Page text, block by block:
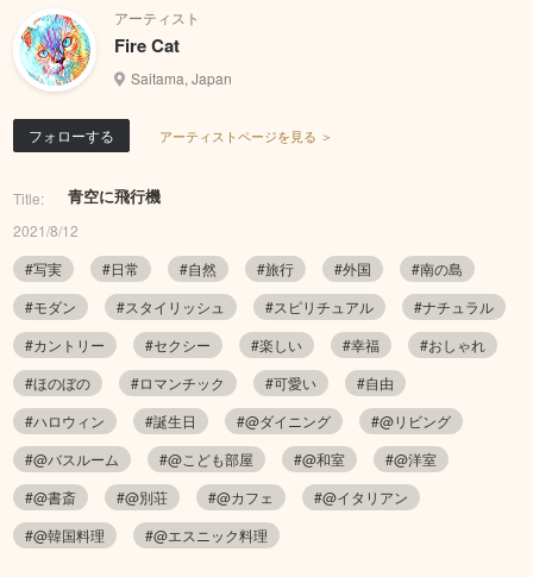
アーティスト
Fire Cat
Saitama, Japan
フォローする アーティストページを見る ＞
Title: 青空に飛行機
2021/8/12
#写実
#日常 #自然 #旅行 #外国
#南の島
#モダン
#スタイリッシュ #スピリチュアル
#ナチュラル
#カントリー
#セクシー #楽しい #幸福
#おしゃれ
#ほのぼの
#ロマンチック #可愛い
#自由
#ハロウィン
#誕生日 #@ダイニング
#@リビング
#@バスルーム
#@こども部屋 #@和室
#@洋室
#@書斎
#@別荘 #@カフェ
#@イタリアン
#@韓国料理
#@エスニック料理